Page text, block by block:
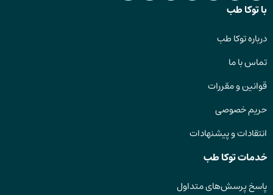
با توکا طب
درباره توکا طب
تماس با ما
قوانین و مقررات
حریم خصوصی
انتقادات و پیشنهادات
خدمات توکا طب
پاسخ پرسش‌های متداول